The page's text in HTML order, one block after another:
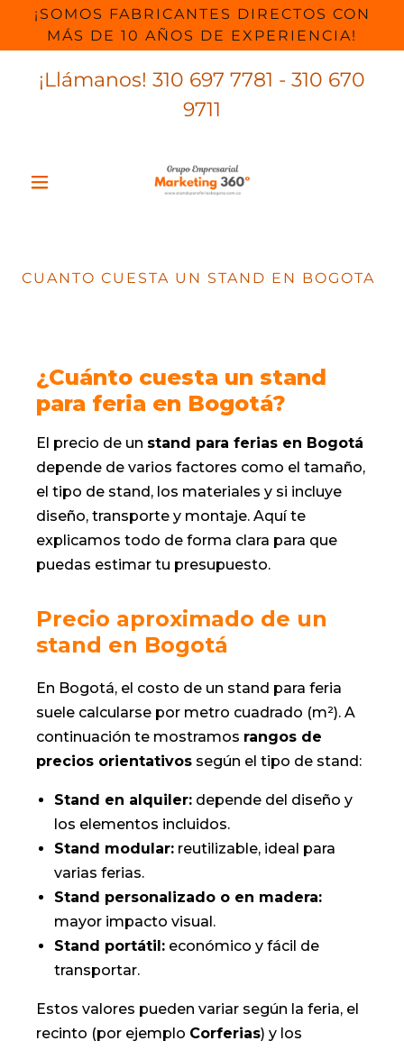
¡SOMOS FABRICANTES DIRECTOS CON
MÁS DE 10 AÑOS DE EXPERIENCIA!
¡Llámanos! 310 697 7781 - 310 670
9711
CUANTO CUESTA UN STAND EN BOGOTA